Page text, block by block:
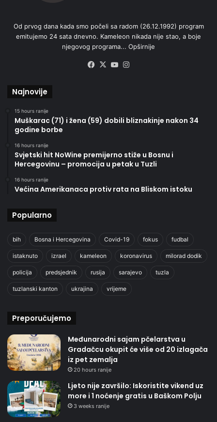
Od prvog dana kada smo počeli sa radom (26.12.1992) program
emitujemo 24 sata dnevno. Kameleon nikada nije stao, a boje
njegovog programa... Opširnije
Facebook
X YouTube
Najnovije
15 hours ranije
Muškarac (71) i žena (59) dobili bliznakinje nakon 34
godine borbe
16 hours ranije
Svjetski hit NoWine premijerno stiže u Bosnu i
Hercegovinu – promocija u petak u Tuzli
16 hours ranije
Većina Amerikanaca protiv rata na Bliskom istoku
Popularno
bih Bosna i Hercegovina Covid-19 fokus fudbal
istaknuto izrael kameleon koronavirus milorad dodik
policija predsjednik rusija sarajevo tuzla
tuzlanski kanton ukrajina vrijeme
Preporučujemo
Međunarodni sajam pčelarstva u
Gradačcu okupit će više od 20 izlagača
iz pet zemalja
20 hours ranije
Ljeto nije završilo: Iskoristite vikend uz
more i 1 noćenje gratis u Baškom Polju
3 weeks ranije